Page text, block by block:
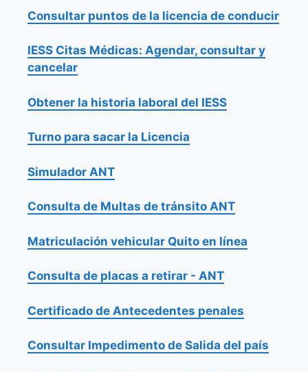
Consultar puntos de la licencia de conducir
IESS Citas Médicas: Agendar, consultar y
cancelar
Obtener la historia laboral del IESS
Turno para sacar la Licencia
Simulador ANT
Consulta de Multas de tránsito ANT
Matriculación vehicular Quito en línea
Consulta de placas a retirar - ANT
Certificado de Antecedentes penales
Consultar Impedimento de Salida del país